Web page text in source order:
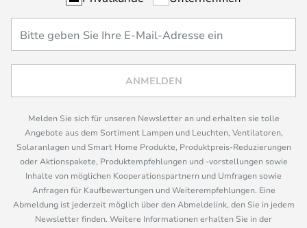
ANMELDEN
Melden Sie sich für unseren Newsletter an und erhalten sie tolle
Angebote aus dem Sortiment Lampen und Leuchten, Ventilatoren,
Solaranlagen und Smart Home Produkte, Produktpreis-Reduzierungen
oder Aktionspakete, Produktempfehlungen und -vorstellungen sowie
Inhalte von möglichen Kooperationspartnern und Umfragen sowie
Anfragen für Kaufbewertungen und Weiterempfehlungen. Eine
Abmeldung ist jederzeit möglich über den Abmeldelink, den Sie in jedem
Newsletter finden. Weitere Informationen erhalten Sie in der